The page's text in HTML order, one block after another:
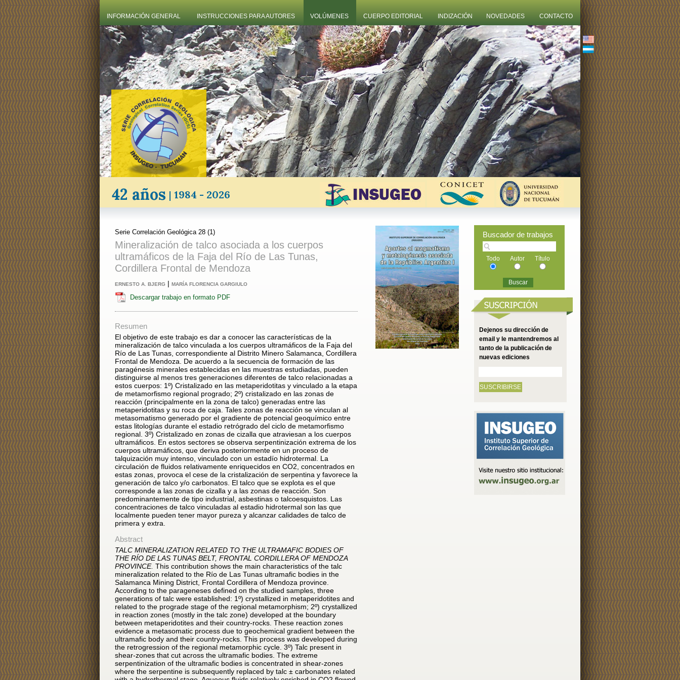
INFORMACIÓN GENERAL INSTRUCCIONES PARA AUTORES VOLÚMENES CUERPO EDITORIAL INDIZACIÓN NOVEDADES CONTACTO
42 años | 1984 - 2026
Serie Correlación Geológica 28 (1)
Mineralización de talco asociada a los cuerpos
ultramáficos de la Faja del Río de Las Tunas,
Cordillera Frontal de Mendoza
ERNESTO A. BJERG | MARÍA FLORENCIA GARGIULO
Descargar trabajo en formato PDF
Resumen
El objetivo de este trabajo es dar a conocer las características de la
mineralización de talco vinculada a los cuerpos ultramáficos de la Faja del
Río de Las Tunas, correspondiente al Distrito Minero Salamanca, Cordillera
Frontal de Mendoza. De acuerdo a la secuencia de formación de las
paragénesis minerales establecidas en las muestras estudiadas, pueden
distinguirse al menos tres generaciones diferentes de talco relacionadas a
estos cuerpos: 1º) Cristalizado en las metaperidotitas y vinculado a la etapa
de metamorfismo regional progrado; 2º) cristalizado en las zonas de
reacción (principalmente en la zona de talco) generadas entre las
metaperidotitas y su roca de caja. Tales zonas de reacción se vinculan al
metasomatismo generado por el gradiente de potencial geoquímico entre
estas litologías durante el estadio retrógrado del ciclo de metamorfismo
regional. 3º) Cristalizado en zonas de cizalla que atraviesan a los cuerpos
ultramáficos. En estos sectores se observa serpentinización extrema de los
cuerpos ultramáficos, que deriva posteriormente en un proceso de
talquización muy intenso, vinculado con un estadío hidrotermal. La
circulación de fluidos relativamente enriquecidos en CO2, concentrados en
estas zonas, provoca el cese de la cristalización de serpentina y favorece la
generación de talco y/o carbonatos. El talco que se explota es el que
corresponde a las zonas de cizalla y a las zonas de reacción. Son
predominantemente de tipo industrial, asbestinas o talcoesquistos. Las
concentraciones de talco vinculadas al estadio hidrotermal son las que
localmente pueden tener mayor pureza y alcanzar calidades de talco de
primera y extra.
Abstract
TALC MINERALIZATION RELATED TO THE ULTRAMAFIC BODIES OF
THE RÍO DE LAS TUNAS BELT, FRONTAL CORDILLERA OF MENDOZA
PROVINCE. This contribution shows the main characteristics of the talc
mineralization related to the Río de Las Tunas ultramafic bodies in the
Salamanca Mining District, Frontal Cordillera of Mendoza province.
According to the parageneses defined on the studied samples, three
generations of talc were established: 1º) crystallized in metaperidotites and
related to the prograde stage of the regional metamorphism; 2º) crystallized
in reaction zones (mostly in the talc zone) developed at the boundary
between metaperidotites and their country-rocks. These reaction zones
evidence a metasomatic process due to geochemical gradient between the
ultramafic body and their country-rocks. This process was developed during
the retrogression of the regional metamorphic cycle. 3º) Talc present in
shear-zones that cut across the ultramafic bodies. The extreme
serpentinization of the ultramafic bodies is concentrated in shear-zones
where the serpentine is subsequently replaced by talc ± carbonates related
Buscador de trabajos
Todo Autor Título
Dejenos su dirección de
email y le mantendremos al
tanto de la publicación de
nuevas ediciones